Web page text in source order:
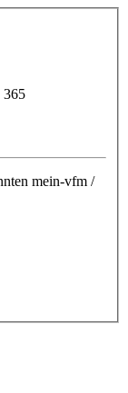
365
mein-vfm /